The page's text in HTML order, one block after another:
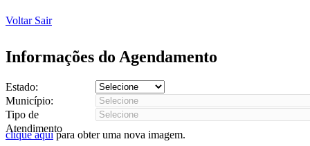
Voltar Sair
Informações do Agendamento
Estado:
Município:
Tipo de
Atendimento
clique aquipara obter uma nova imagem.